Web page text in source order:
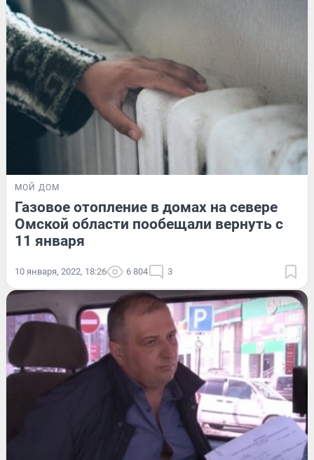
МОЙ ДОМ
Газовое отопление в домах на севере
Омской области пообещали вернуть с
11 января
10 января, 2022, 18:26 6 804 3